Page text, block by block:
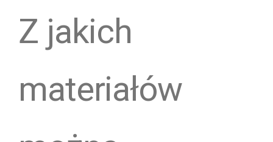
Z jakich
materiałów